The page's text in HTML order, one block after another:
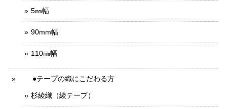
5㎜幅
90mm幅
110㎜幅
●テープの織にこだわる方
杉綾織（綾テープ）